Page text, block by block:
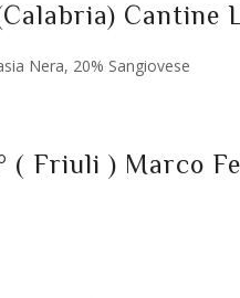
Cantine
Nera, 20% Sangiovese
( Friuli ) Marco